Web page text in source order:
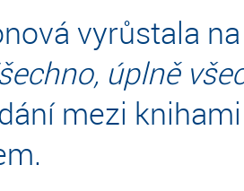
vyrůstala
úplně
mezi